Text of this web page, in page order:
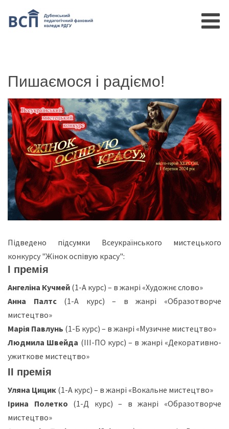
Пишаємося і радіємо!
Підведено підсумки Всеукраїнського мистецького
конкурсу "Жінок оспівую красу":
І премія
Ангеліна Кучмей (1-А курс) – в жанрі «Художнє слово»
Анна Палтс(1-А курс) – в жанрі «Образотворче
мистецтво»
Марія Павлунь (1-Б курс) – в жанрі «Музичне мистецтво»
Людмила Швейда (ІІІ-ПО курс) – в жанрі «Декоративно-
ужиткове мистецтво»
ІІ премія
Уляна Цицик (1-А курс) – в жанрі «Вокальне мистецтво»
Ірина Полетко (1-Д курс) – в жанрі «Образотворче
мистецтво»